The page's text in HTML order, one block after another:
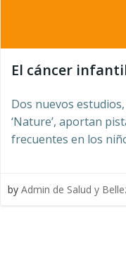
El cáncer
Dos nuevos
‘Nature’, aportan
frecuentes en los
by Admin de Salud y